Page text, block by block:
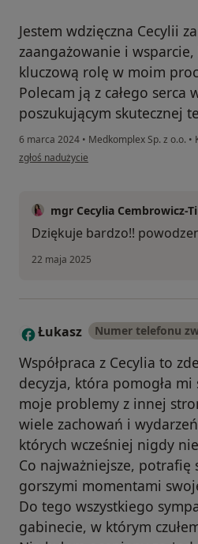
Jestem wdzięczna Cecylii
zaangażowanie i
kluczową rolę w moim
Polecam ją z całego serca
poszukującym skutecznej
6 marca 2024 • Medkomplex Sp. z o.o. •
w opinii użytkownika Aleksandra
zgłoś nadużycie
mgr Cecylia Cembrowicz-
Dziękuje bardzo!!
22 maja 2025
Ł Łukasz Numer telefonu
Współpraca z Cecylia to
decyzja, która pomogła
moje problemy z innej
wiele zachowań i
których wcześniej nigdy
Co najważniejsze, potrafię
gorszymi momentami
Do tego wszystkiego
gabinecie, w którym